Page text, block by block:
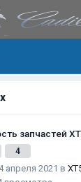
запчастей
4
апреля 2021 в